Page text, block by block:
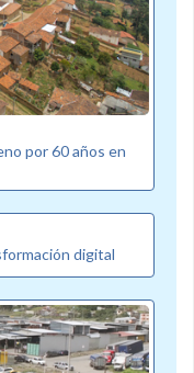
por 60 años en
digital